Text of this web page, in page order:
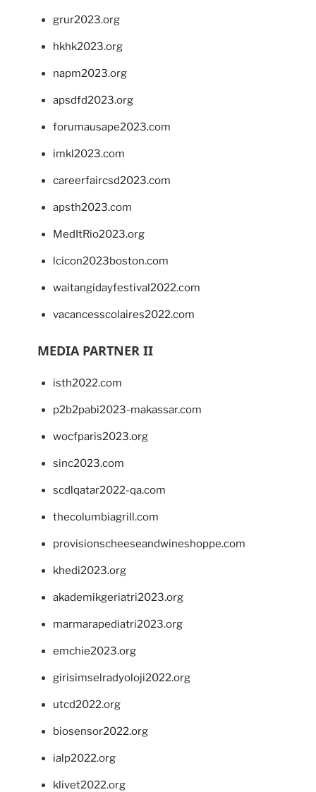
grur2023.org
hkhk2023.org
napm2023.org
apsdfd2023.org
forumausape2023.com
imkl2023.com
careerfaircsd2023.com
apsth2023.com
MedItRio2023.org
lcicon2023boston.com
waitangidayfestival2022.com
vacancesscolaires2022.com
MEDIA PARTNER II
isth2022.com
p2b2pabi2023-makassar.com
wocfparis2023.org
sinc2023.com
scdlqatar2022-qa.com
thecolumbiagrill.com
provisionscheeseandwineshoppe.com
khedi2023.org
akademikgeriatri2023.org
marmarapediatri2023.org
emchie2023.org
girisimselradyoloji2022.org
utcd2022.org
biosensor2022.org
ialp2022.org
klivet2022.org